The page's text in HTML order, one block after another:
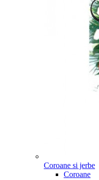
Coroane si jerbe
Coroane